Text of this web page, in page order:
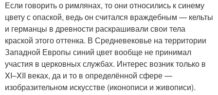
Если говорить о римлянах, то они относились к синему
цвету с опаской, ведь он считался враждебным — кельты
и германцы в древности раскрашивали свои тела
краской этого оттенка. В Средневековье на территории
Западной Европы синий цвет вообще не принимал
участия в церковных службах. Интерес возник только в
XI–XII веках, да и то в определённой сфере —
изобразительном искусстве (иконописи и живописи).